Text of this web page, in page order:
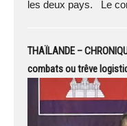
les deux pays. Le
THAÏLANDE –
combats ou trêve